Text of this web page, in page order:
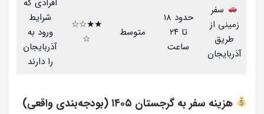
سفر
زمینی از
طریق
آذربایجان
حدود ۱۸
تا ۲۴
ساعت
متوسط
★★☆☆
☆
شرایط
ورود به
آذربایجان
را دارند
هزینه سفر به گرجستان ۱۴۰۵ (بودجه‌بندی واقعی)